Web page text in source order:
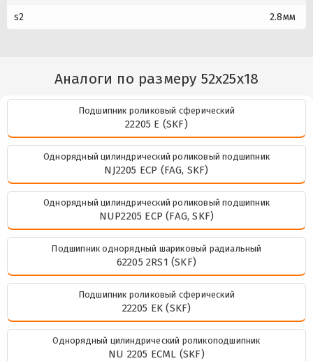
s2 2.8мм
Аналоги по размеру 52x25x18
Подшипник роликовый сферический
22205 E (SKF)
Однорядный цилиндрический роликовый подшипник
NJ2205 ECP (FAG, SKF)
Однорядный цилиндрический роликовый подшипник
NUP2205 ECP (FAG, SKF)
Подшипник однорядный шариковый радиальный
62205 2RS1 (SKF)
Подшипник роликовый сферический
22205 EK (SKF)
Однорядный цилиндрический роликоподшипник
NU 2205 ECML (SKF)